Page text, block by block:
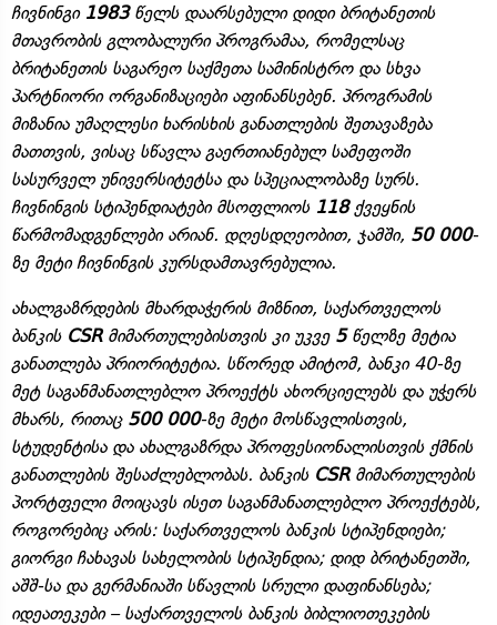
ჩივნინგი 1983 წელს დაარსებული დიდი ბრიტანეთის
მთავრობის გლობალური პროგრამაა, რომელსაც
ბრიტანეთის საგარეო საქმეთა სამინისტრო და სხვა
პარტნიორი ორგანიზაციები აფინანსებენ. პროგრამის
მიზანია უმაღლესი ხარისხის განათლების შეთავაზება
მათთვის, ვისაც სწავლა გაერთიანებულ სამეფოში
სასურველ უნივერსიტეტსა და სპეციალობაზე სურს.
ჩივნინგის სტიპენდიატები მსოფლიოს 118ქვეყნის
წარმომადგენლები არიან. დღესდღეობით, ჯამში, 50 000-
ზე მეტი ჩივნინგის კურსდამთავრებულია.
ახალგაზრდების მხარდაჭერის მიზნით, საქართველოს
ბანკის CSRმიმართულებისთვის კი უკვე 5წელზე მეტია
განათლება პრიორიტეტია. სწორედ ამიტომ, ბანკი 40-ზე
მეტ საგანმანათლებლო პროექტს ახორციელებს და უჭერს
მხარს, რითაც 500 000-ზე მეტი მოსწავლისთვის,
სტუდენტისა და ახალგაზრდა პროფესიონალისთვის ქმნის
განათლების შესაძლებლობას. ბანკის CSRმიმართულების
პორტფელი მოიცავს ისეთ საგანმანათლებლო პროექტებს,
როგორებიც არის: საქართველოს ბანკის სტიპენდიები;
გიორგი ჩახავას სახელობის სტიპენდია; დიდ ბრიტანეთში,
აშშ-სა და გერმანიაში სწავლის სრული დაფინანსება;
იდეათეკები – საქართველოს ბანკის ბიბლიოთეკების